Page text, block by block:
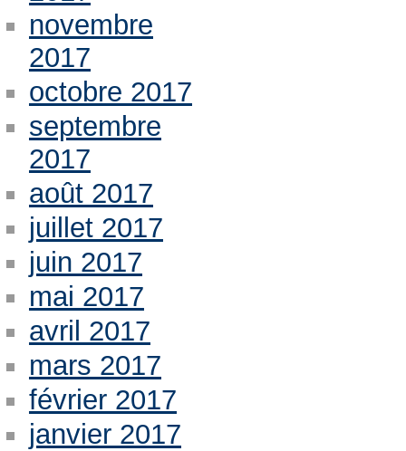
novembre
2017
octobre 2017
septembre
2017
août 2017
juillet 2017
juin 2017
mai 2017
avril 2017
mars 2017
février 2017
janvier 2017